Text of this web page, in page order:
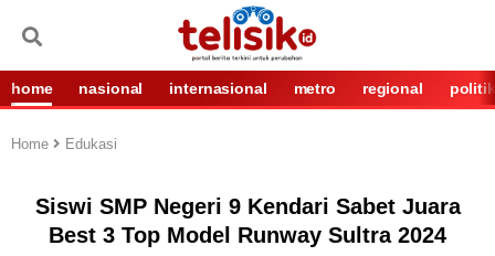
home nasional internasional metro regional politik
Home Edukasi
Siswi SMP Negeri 9 Kendari Sabet Juara
Best 3 Top Model Runway Sultra 2024